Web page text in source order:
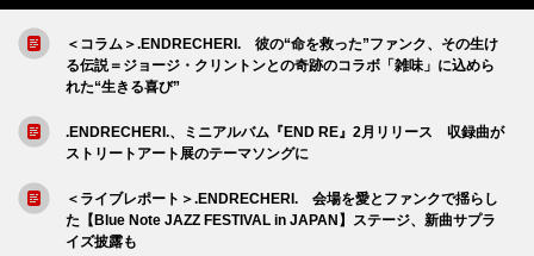
＜コラム＞.ENDRECHERI. 彼の“命を救った”ファンク、その生け
る伝説＝ジョージ・クリントンとの奇跡のコラボ「雑味」に込めら
れた“生きる喜び”
.ENDRECHERI.、ミニアルバム『END RE』2月リリース 収録曲が
ストリートアート展のテーマソングに
＜ライブレポート＞.ENDRECHERI. 会場を愛とファンクで揺らし
た【Blue Note JAZZ FESTIVAL in JAPAN】ステージ、新曲サプラ
イズ披露も